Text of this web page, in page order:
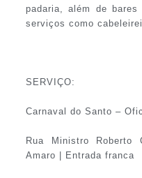
padaria, além de
serviços como
SERVIÇO:
Carnaval do Santo –
Rua Ministro Roberto
Amaro | Entrada franca